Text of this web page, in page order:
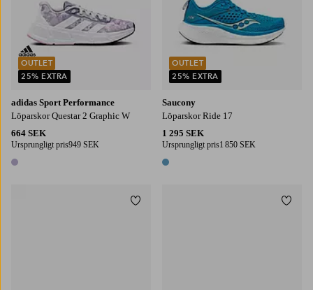
adidas Sport Performance
Löparskor Questar 2 Graphic W
664 SEK
Ursprungligt pris949 SEK
1 färg
OUTLET
25% EXTRA
Saucony
Löparskor Ride 17
1 295 SEK
Ursprungligt pris1 850 SEK
1 färg
OUTLET
25% EXTRA
Lägg till i favoriter